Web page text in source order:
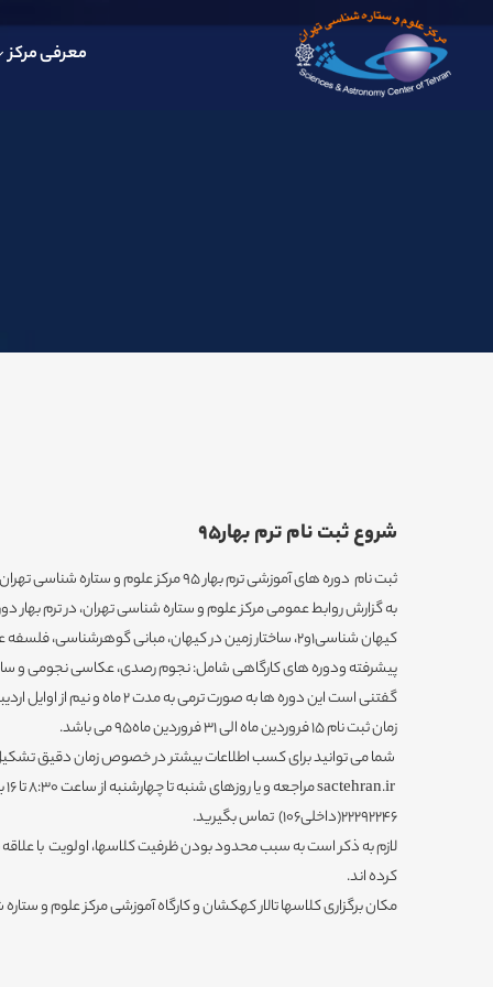
معرفی مرکز
شروع ثبت نام ترم بهار95
ثبت نام دوره های آموزشی ترم بهار 95 مرکز علوم و ستاره شناسی تهران آغاز شد.
پیشرفته ودوره های کارگاهی شامل: نجوم رصدی، عکاسی نجومی و
گفتنی است این دوره ها به صورت ترمی به مدت 2 ماه و نیم از اوایل اردیبهشت ماه95 برگزار می گردد.
زمان ثبت نام 15 فروردین ماه الی 31 فروردین ماه95 می باشد.
شما می توانید برای کسب اطلاعات بیشتر در خصوص زمان دقیق
22292246(داخلی106) تماس بگیرید.
لازم به ذکر است به سبب محدود بودن ظرفیت کلاسها، اولویت با
کرده اند.
مکان برگزاری کلاسها تالار کهکشان و کارگاه آموزشی مرکز علوم و